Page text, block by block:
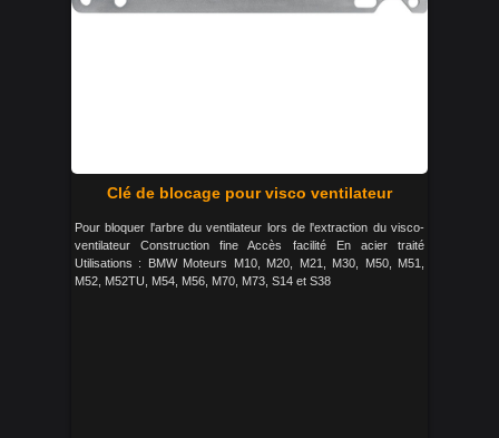
Clé de blocage pour visco ventilateur
Pour bloquer l'arbre du ventilateur lors de l'extraction du visco-
ventilateur Construction fine Accès facilité En acier traité
Utilisations : BMW Moteurs M10, M20, M21, M30, M50, M51,
M52, M52TU, M54, M56, M70, M73, S14 et S38